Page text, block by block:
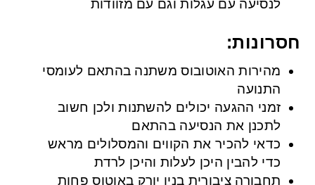
לנסיעה עם עגלות וגם עם מזוודות
חסרונות:
מהירות האוטובוס משתנה בהתאם לעומסי
התנועה
זמני ההגעה יכולים להשתנות ולכן חשוב
לתכנן את הנסיעה בהתאם
כדאי להכיר את הקווים והמסלולים מראש
כדי להבין היכן לעלות והיכן לרדת
תחבורה ציבורית בניו יורק באוטוס פחות